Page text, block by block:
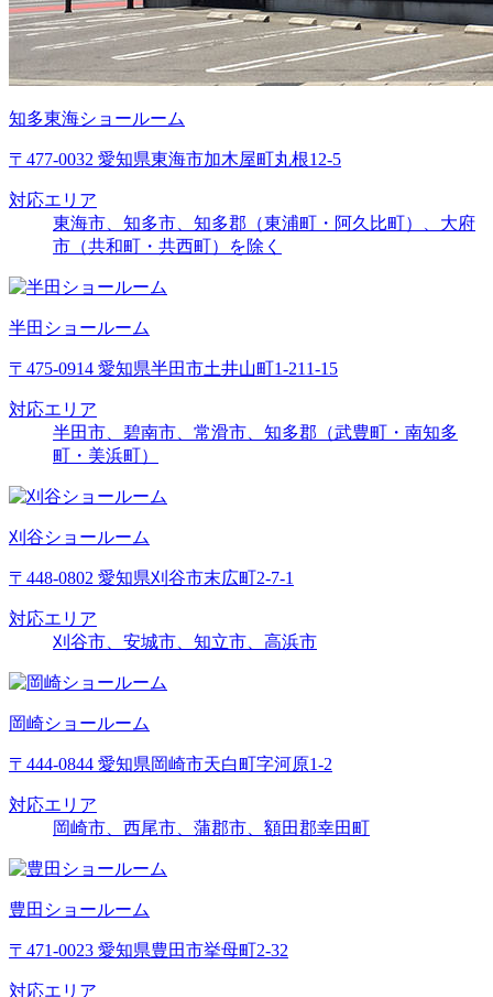
知多東海ショールーム
〒477-0032 愛知県東海市加木屋町丸根12-5
対応エリア
東海市、知多市、知多郡（東浦町・阿久比町）、大府
市（共和町・共西町）を除く
半田ショールーム
〒475-0914 愛知県半田市土井山町1-211-15
対応エリア
半田市、碧南市、常滑市、知多郡（武豊町・南知多
町・美浜町）
刈谷ショールーム
〒448-0802 愛知県刈谷市末広町2-7-1
対応エリア
刈谷市、安城市、知立市、高浜市
岡崎ショールーム
〒444-0844 愛知県岡崎市天白町字河原1-2
対応エリア
岡崎市、西尾市、蒲郡市、額田郡幸田町
豊田ショールーム
〒471-0023 愛知県豊田市挙母町2-32
対応エリア